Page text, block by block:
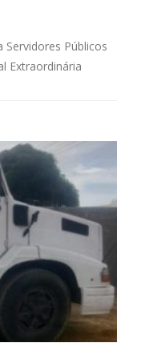
Servidores Públicos
Extraordinária